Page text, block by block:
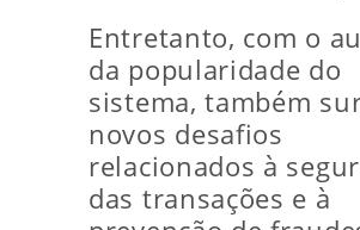
Entretanto, com o
da popularidade do
sistema, também
novos desafios
relacionados à
das transações e à